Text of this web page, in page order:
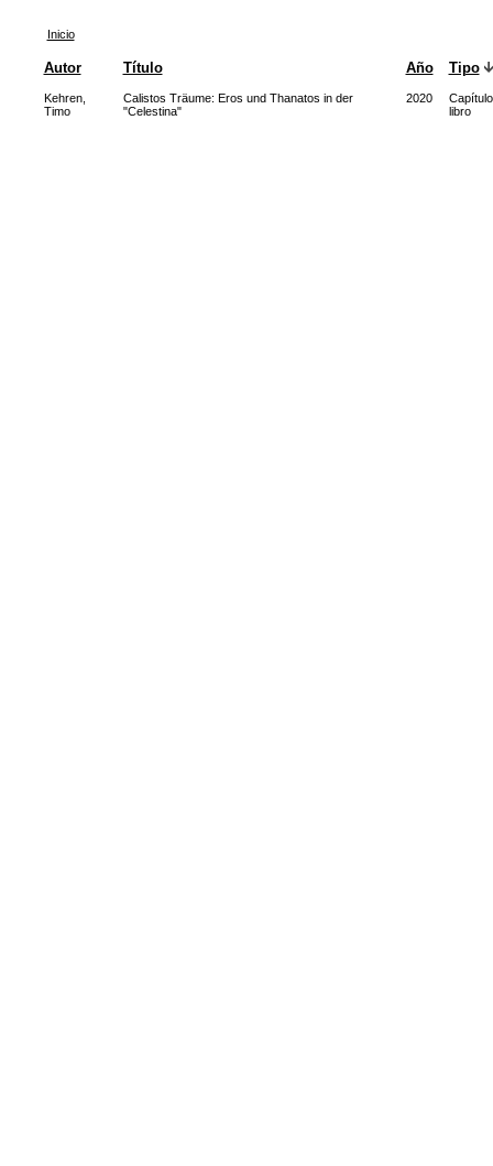
Inicio
Autor Título Año Tipo
Kehren,
Timo
Calistos Träume: Eros und Thanatos in der
"Celestina"
2020
libro